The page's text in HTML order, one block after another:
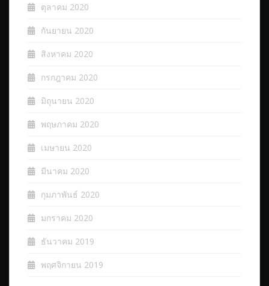
ตุลาคม 2020
กันยายน 2020
สิงหาคม 2020
กรกฎาคม 2020
มิถุนายน 2020
พฤษภาคม 2020
เมษายน 2020
มีนาคม 2020
กุมภาพันธ์ 2020
มกราคม 2020
ธันวาคม 2019
พฤศจิกายน 2019